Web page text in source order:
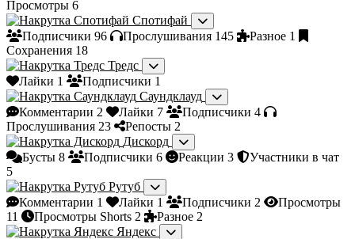
Просмотры 6
Спотифай
Подписчики 96 Прослушивания 145 Разное 1
Сохранения 18
Тредс
Лайки 1 Подписчики 1
Саундклауд
Комментарии 2 Лайки 7 Подписчики 4
Прослушивания 23 Репосты 2
Дискорд
Бусты 8 Подписчики 6 Реакции 3
Участники в чат
5
Рутуб
Комментарии 1 Лайки 1 Подписчики 2
Просмотры
11
Просмотры Shorts 2 Разное 2
Яндекс